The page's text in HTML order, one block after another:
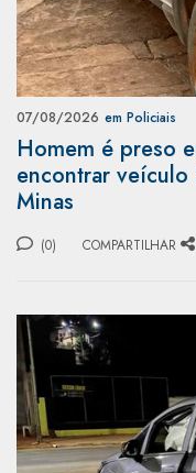
07/08/2026 em Policiais
Homem é preso
encontrar
Minas
(0) COMPARTILHAR